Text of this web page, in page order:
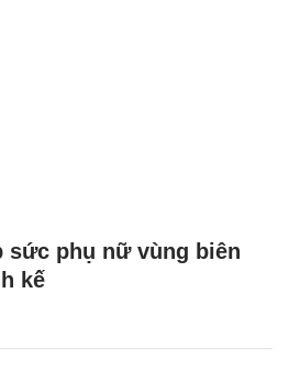
sức phụ nữ vùng biên
kế